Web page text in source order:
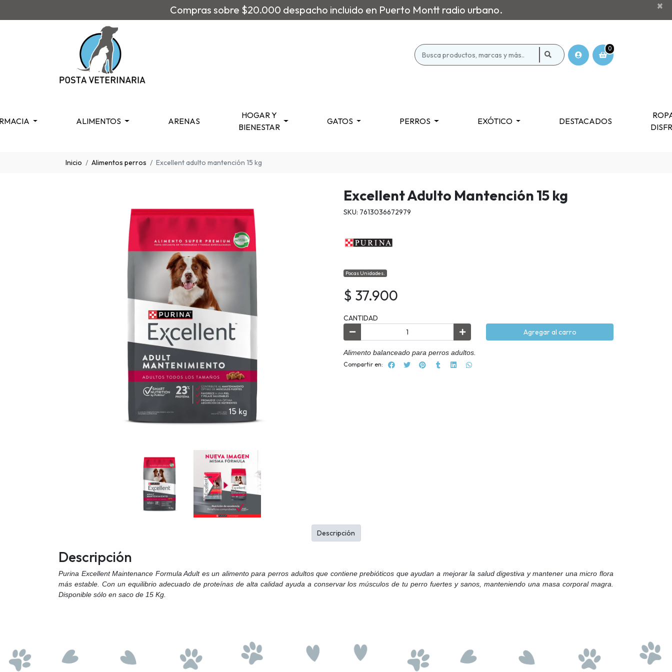
Compras sobre $20.000 despacho incluido en Puerto Montt radio urbano. ×
0
ALIMENTOS ARENAS
HOGAR Y
BIENESTAR
GATOS PERROS EXÓTICO DESTACADOS
Inicio Alimentos perros Excellent adulto mantención 15 kg
Excellent Adulto Mantención 15 kg
SKU: 7613036672979
Pocas Unidades.
$ 37.900
CANTIDAD
Agregar al carro
Alimento balanceado para perros adultos.
Compartir en:
Descripción
Purina Excellent Maintenance Formula Adult es un alimento para perros adultos que contiene prebióticos que ayudan a mejorar la salud digestiva y mantener una micro flora
más estable. Con un equilibrio adecuado de proteínas de alta calidad ayuda a conservar los músculos de tu perro fuertes y sanos, manteniendo una masa corporal magra.
Disponible sólo en saco de 15 Kg.
Descripción